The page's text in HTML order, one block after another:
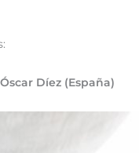
Díez (España)